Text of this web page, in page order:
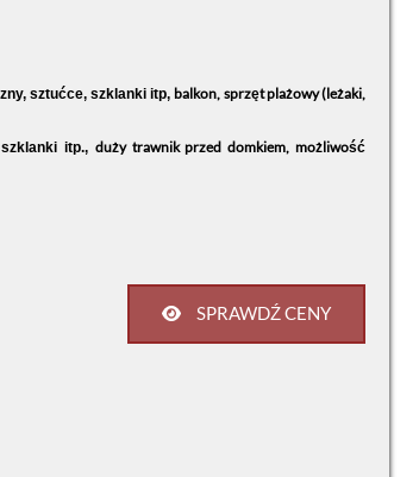
sztućce, szklanki itp, balkon, sprzęt plażowy (leżaki,
itp., duży trawnik przed domkiem, możliwość
SPRAWDŹ CENY